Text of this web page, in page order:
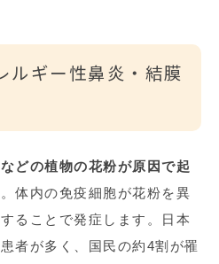
ルギー性鼻炎・結膜
どの植物の花粉が原因で起
体内の免疫細胞が花粉を異
ることで発症します。日本
者が多く、国民の約4割が罹